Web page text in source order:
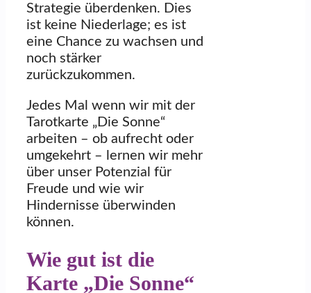
Strategie überdenken. Dies
ist keine Niederlage; es ist
eine Chance zu wachsen und
noch stärker
zurückzukommen.
Jedes Mal wenn wir mit der
Tarotkarte „Die Sonne“
arbeiten – ob aufrecht oder
umgekehrt – lernen wir mehr
über unser Potenzial für
Freude und wie wir
Hindernisse überwinden
können.
Wie gut ist die
Karte „Die Sonne“